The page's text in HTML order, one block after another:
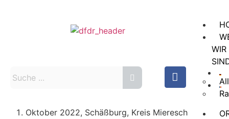
WIR
Oktober 2022, Schäßburg, Kreis Mieresch